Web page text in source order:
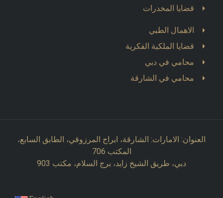
قضايا المخدرات
الاهمال الطبي
قضايا الملكية الفكرية
محامي في دبي
محامي في الشارقة
العنوان: الامارات: الشارقة، ابراج المرزوقي، الطابق السابع،
المكتب 706
دبي، طريق الشيخ زايد، برج السلام، مكتب 903